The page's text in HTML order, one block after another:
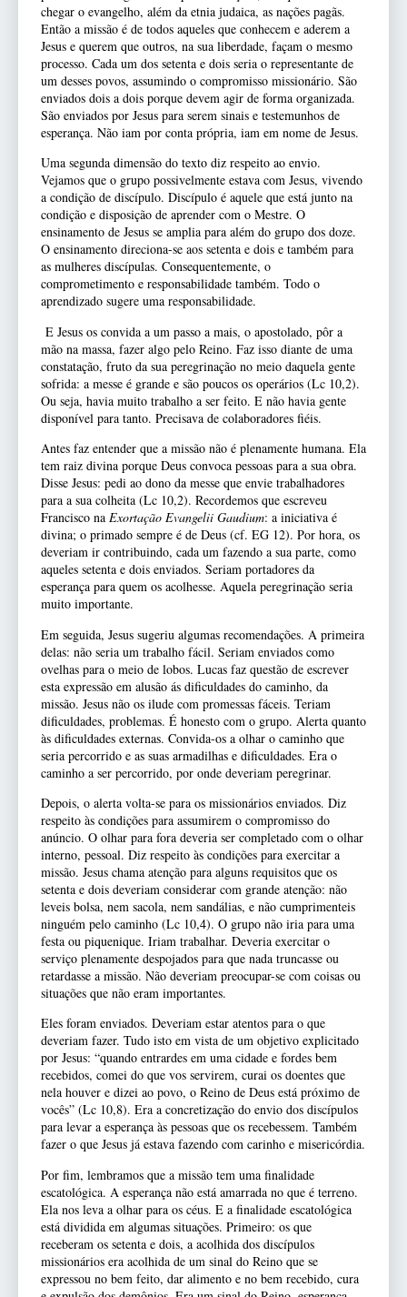
chegar o evangelho, além da etnia judaica, as nações pagãs.
Então a missão é de todos aqueles que conhecem e aderem a
Jesus e querem que outros, na sua liberdade, façam o mesmo
processo. Cada um dos setenta e dois seria o representante de
um desses povos, assumindo o compromisso missionário. São
enviados dois a dois porque devem agir de forma organizada.
São enviados por Jesus para serem sinais e testemunhos de
esperança. Não iam por conta própria, iam em nome de Jesus.
Uma segunda dimensão do texto diz respeito ao envio.
Vejamos que o grupo possivelmente estava com Jesus, vivendo
a condição de discípulo. Discípulo é aquele que está junto na
condição e disposição de aprender com o Mestre. O
ensinamento de Jesus se amplia para além do grupo dos doze.
O ensinamento direciona-se aos setenta e dois e também para
as mulheres discípulas. Consequentemente, o
comprometimento e responsabilidade também. Todo o
aprendizado sugere uma responsabilidade.
E Jesus os convida a um passo a mais, o apostolado, pôr a
mão na massa, fazer algo pelo Reino. Faz isso diante de uma
constatação, fruto da sua peregrinação no meio daquela gente
sofrida: a messe é grande e são poucos os operários (Lc 10,2).
Ou seja, havia muito trabalho a ser feito. E não havia gente
disponível para tanto. Precisava de colaboradores fiéis.
Antes faz entender que a missão não é plenamente humana. Ela
tem raiz divina porque Deus convoca pessoas para a sua obra.
Disse Jesus: pedi ao dono da messe que envie trabalhadores
para a sua colheita (Lc 10,2). Recordemos que escreveu
Francisco na Exortação Evangelii Gaudium: a iniciativa é
divina; o primado sempre é de Deus (cf. EG 12). Por hora, os
deveriam ir contribuindo, cada um fazendo a sua parte, como
aqueles setenta e dois enviados. Seriam portadores da
esperança para quem os acolhesse. Aquela peregrinação seria
muito importante.
Em seguida, Jesus sugeriu algumas recomendações. A primeira
delas: não seria um trabalho fácil. Seriam enviados como
ovelhas para o meio de lobos. Lucas faz questão de escrever
esta expressão em alusão ás dificuldades do caminho, da
missão. Jesus não os ilude com promessas fáceis. Teriam
dificuldades, problemas. É honesto com o grupo. Alerta quanto
às dificuldades externas. Convida-os a olhar o caminho que
seria percorrido e as suas armadilhas e dificuldades. Era o
caminho a ser percorrido, por onde deveriam peregrinar.
Depois, o alerta volta-se para os missionários enviados. Diz
respeito às condições para assumirem o compromisso do
anúncio. O olhar para fora deveria ser completado com o olhar
interno, pessoal. Diz respeito às condições para exercitar a
missão. Jesus chama atenção para alguns requisitos que os
setenta e dois deveriam considerar com grande atenção: não
leveis bolsa, nem sacola, nem sandálias, e não cumprimenteis
ninguém pelo caminho (Lc 10,4). O grupo não iria para uma
festa ou piquenique. Iriam trabalhar. Deveria exercitar o
serviço plenamente despojados para que nada truncasse ou
retardasse a missão. Não deveriam preocupar-se com coisas ou
situações que não eram importantes.
Eles foram enviados. Deveriam estar atentos para o que
deveriam fazer. Tudo isto em vista de um objetivo explicitado
por Jesus: “quando entrardes em uma cidade e fordes bem
recebidos, comei do que vos servirem, curai os doentes que
nela houver e dizei ao povo, o Reino de Deus está próximo de
vocês” (Lc 10,8). Era a concretização do envio dos discípulos
para levar a esperança às pessoas que os recebessem. Também
fazer o que Jesus já estava fazendo com carinho e misericórdia.
Por fim, lembramos que a missão tem uma finalidade
escatológica. A esperança não está amarrada no que é terreno.
Ela nos leva a olhar para os céus. E a finalidade escatológica
está dividida em algumas situações. Primeiro: os que
receberam os setenta e dois, a acolhida dos discípulos
missionários era acolhida de um sinal do Reino que se
expressou no bem feito, dar alimento e no bem recebido, cura